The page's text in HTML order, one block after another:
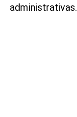
administrativas.